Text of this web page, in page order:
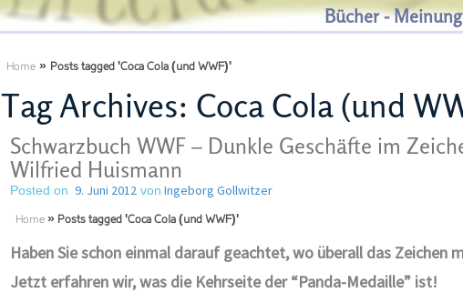
Bücher -
Home » Posts tagged 'Coca Cola (und WWF)'
Tag Archives: Coca Cola (und
Schwarzbuch WWF – Dunkle Geschäfte im
Wilfried Huismann
Posted on 9. Juni 2012 von Ingeborg Gollwitzer
Home » Posts tagged 'Coca Cola (und WWF)'
Haben Sie schon einmal darauf geachtet, wo überall das Zeichen
Jetzt erfahren wir, was die Kehrseite der “Panda-Medaille” ist!